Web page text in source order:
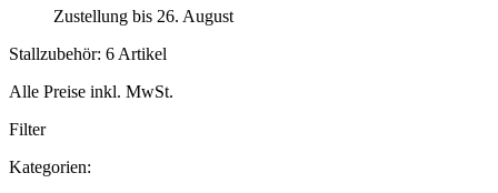
Zustellung bis 26. August
Stallzubehör: 6 Artikel
Alle Preise inkl. MwSt.
Filter
Kategorien: